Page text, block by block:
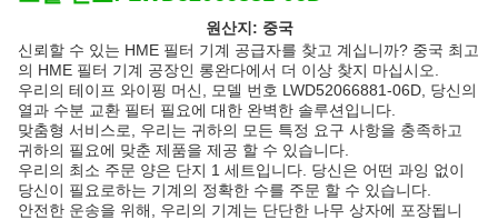
원산지: 중국
신뢰할 수 있는 HME 필터 기계 공급자를 찾고 계십니까? 중국 최고
의 HME 필터 기계 공장인 롱완다에서 더 이상 찾지 마십시오.
우리의 테이프 와이핑 머신, 모델 번호 LWD52066881-06D, 당신의
열과 수분 교환 필터 필요에 대한 완벽한 솔루션입니다.
맞춤형 서비스로, 우리는 귀하의 모든 특정 요구 사항을 충족하고
귀하의 필요에 맞춘 제품을 제공 할 수 있습니다.
우리의 최소 주문 양은 단지 1 세트입니다. 당신은 어떤 과잉 없이
당신이 필요로하는 기계의 정확한 수를 주문 할 수 있습니다.
안전한 운송을 위해, 우리의 기계는 단단한 나무 상자에 포장됩니